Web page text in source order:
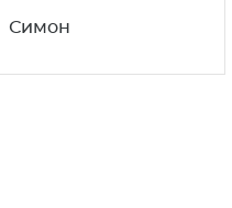
Симон